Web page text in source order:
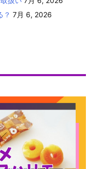
？ 7月 6, 2026